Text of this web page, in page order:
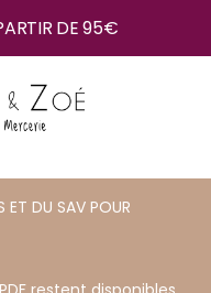
DE 95€
ET DU SAV POUR